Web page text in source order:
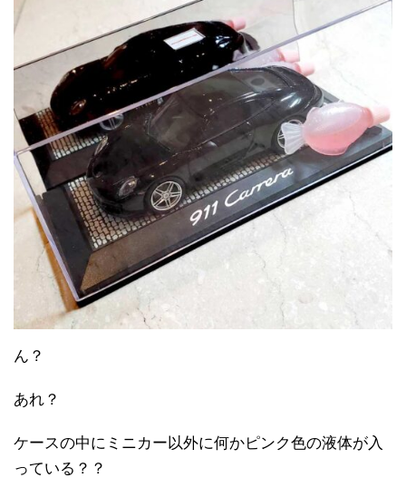
ん？
あれ？
ケースの中にミニカー以外に何かピンク色の液体が入
っている？？